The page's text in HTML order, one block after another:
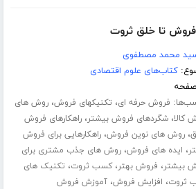
فروش تا خلق ثروت
محمد مصطفوی
کتاب‌های علوم اقتصادی
فروش حرفه ای، تکنیکهای فروش،روش های
کالا،شگردهای فروش بیشتر،راهکارهای فروش
،روش های نوین فروش،راهکارهایی برای فروش
، ایده های فروش،روش های جذب مشتری برای
بیشتر، فروش بهتر،کسب ثروت، تکنیک های
ثروت، افزایش فروش،آموزش فروش